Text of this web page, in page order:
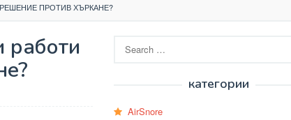
ПРОТИВ ХЪРКАНЕ?
работи
for:
категории
AirSnore